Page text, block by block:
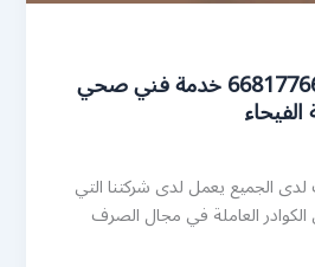
رقم صحي الفيحاء 66817766 خدمة فني صحي
الجميع يعمل لدى شركتنا التي
العاملة في مجال الصرف